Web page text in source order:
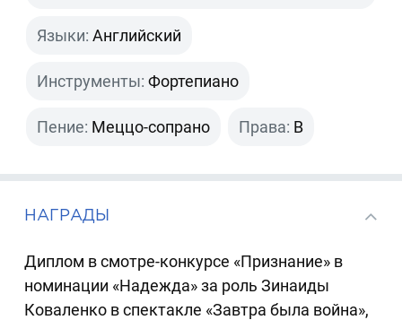
Языки: Английский
Инструменты: Фортепиано
Пение: Меццо-сопрано Права: B
НАГРАДЫ
Диплом в смотре-конкурсе «Признание» в
номинации «Надежда» за роль Зинаиды
Коваленко в спектакле «Завтра была война»,